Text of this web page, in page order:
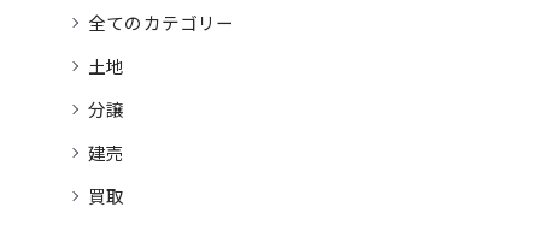
全てのカテゴリー
土地
分譲
建売
買取